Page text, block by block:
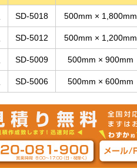
SD-5018 500mm × 1,800mm
SD-5012 500mm × 1,200mm
SD-5009 500mm × 900mm
SD-5006 500mm × 600mm